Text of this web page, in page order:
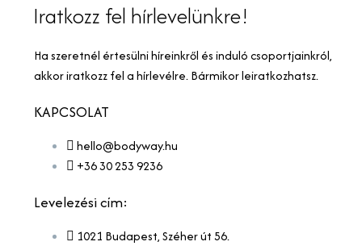
Iratkozz fel hírlevelünkre!
Ha szeretnél értesülni híreinkről és induló csoportjainkról,
akkor iratkozz fel a hírlevélre. Bármikor leiratkozhatsz.
KAPCSOLAT
hello@bodyway.hu
+36 30 253 9236
Levelezési cím:
1021 Budapest, Széher út 56.